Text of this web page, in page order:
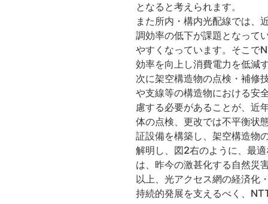
となると考えられます。
また所内・構内光配線では、
調効率の低下が課題となって
やすくなっています。そこで
効率を向上し消費電力を低減
次に架空構造物の点検・補修
や支線等の構造物における安
慮する必要があることが、近
体の点検、更改では不平衡状
証設備を構築し、架空構造物
解明し、図2右のように、最
は、昨今の激甚化する自然災
以上、光アクセス網の経済化
持続的発展を支えるべく、